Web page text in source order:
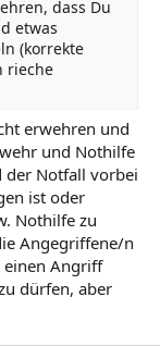
dass Du
etwas
(korrekte
rieche
erwehren und
und Nothilfe
der Notfall vorbei
ist oder
Nothilfe zu
Angegriffene/n
einen Angriff
dürfen, aber